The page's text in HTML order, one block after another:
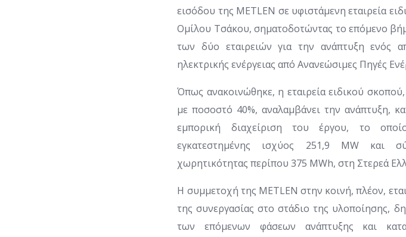
εισόδου της METLEN σε υφιστάμενη εταιρεία
Ομίλου Τσάκου, σηματοδοτώντας το επόμενο
των δύο εταιρειών για την ανάπτυξη ενός
ηλεκτρικής ενέργειας από Ανανεώσιμες Πηγές
Όπως ανακοινώθηκε, η εταιρεία ειδικού
με ποσοστό 40%, αναλαμβάνει την ανάπτυξη,
εμπορική διαχείριση του έργου, το
εγκατεστημένης ισχύος 251,9 MW και
χωρητικότητας περίπου 375 MWh, στη Στερεά
Η συμμετοχή της METLEN στην κοινή, πλέον,
της συνεργασίας στο στάδιο της υλοποίησης,
των επόμενων φάσεων ανάπτυξης και